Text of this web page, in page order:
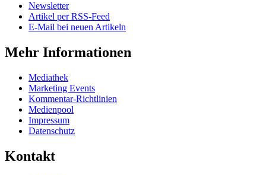
Newsletter
Artikel per RSS-Feed
E-Mail bei neuen Artikeln
Mehr Informationen
Mediathek
Marketing Events
Kommentar-Richtlinien
Medienpool
Impressum
Datenschutz
Kontakt